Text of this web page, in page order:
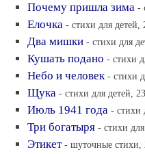
Почему пришла зима -
Елочка - стихи для детей,
Два мишки - стихи для
Кушать подано - стихи
Небо и человек - стихи
Щука - стихи для детей,
Июль 1941 года - стихи
Три богатыря - стихи
Этикет - шуточные стихи,